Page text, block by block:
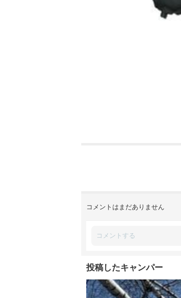
コメントはまだありません
投稿したキャンパー